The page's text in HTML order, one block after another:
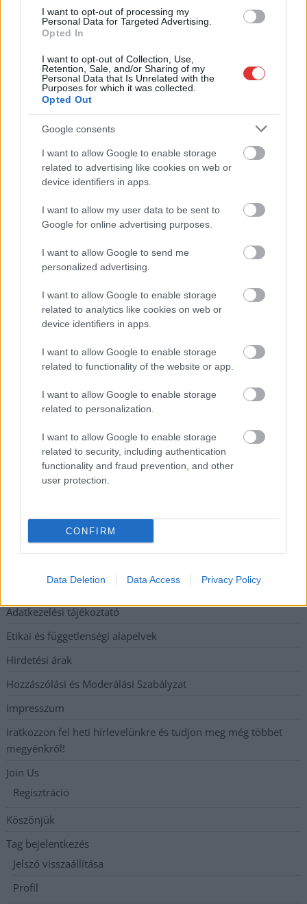
I want to opt-out of processing my
Personal Data for Targeted Advertising.
Opted In
I want to opt-out of Collection, Use,
Retention, Sale, and/or Sharing of my
Personal Data that Is Unrelated with the
Purposes for which it was collected.
Opted Out
Google consents
I want to allow Google to enable storage
related to advertising like cookies on web or
device identifiers in apps.
I want to allow my user data to be sent to
Google for online advertising purposes.
I want to allow Google to send me
personalized advertising.
I want to allow Google to enable storage
related to analytics like cookies on web or
device identifiers in apps.
I want to allow Google to enable storage
related to functionality of the website or app.
I want to allow Google to enable storage
related to personalization.
I want to allow Google to enable storage
related to security, including authentication
functionality and fraud prevention, and other
user protection.
CONFIRM
Data Deletion Data Access Privacy Policy
A Szolnok megyei gazdák nagyon nem akarták a JÉGER
további üzemeltetését
állapotban levő buszmegálló mutatja, hogy Szolnok mennyire
élhető város
Pénteken újra csökken a benzin és a gázolaj ára is
Napokon belül megválasztja az új köztársasági elnököt az
Országgyűlés
Kiterjedt tüzek pusztítanak az országban, köztük Karcagon
javítottak, helikoptereket is bevetettek a tüzeknél
számoltak be a szolnoki börtönből
Váratlan fennakadás borította fel a Szolnok–Kecskemét
vasútvonal közlekedését
A polgármester a szolnoki cégekhez fordult: több száz
elbocsátott dolgozón segítene
Csődbe ment a tószegi Accell Hunland, a hazai
kerékpárgyártás meghatározó szereplője
Egyszer fent, egyszer lent, így festett a Duna a két évvel
ezelőtti árvíz idején és így most – fotógyűjtemény
ugyanazokból a szögekből
Ilyenek eddig a tapasztalatok a vendégektől – a hőhullám
miatt ingyenes a strandolás Szolnokon
Elérhetőség
Adatkezelési tájékoztató
Etikai és függetlenségi alapelvek
Hirdetési árak
Hozzászólási és Moderálási Szabályzat
Impresszum
Iratkozzon fel heti hírlevelünkre és tudjon meg még többet
megyénkről!
Join Us
Regisztráció
Köszönjük
Tag bejelentkezés
Jelszó visszaállítása
Profil